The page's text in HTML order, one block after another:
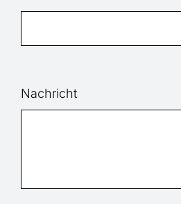
Nachricht